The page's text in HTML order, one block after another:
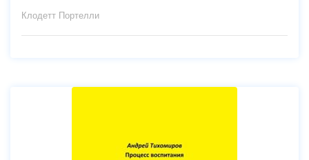
Клодетт Портелли